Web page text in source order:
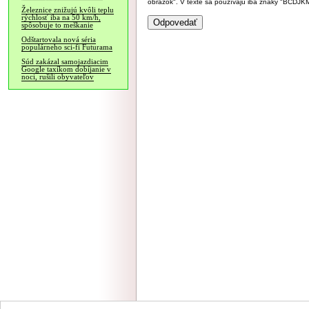
Železnice znižujú kvôli teplu
rýchlosť iba na 50 km/h,
spôsobuje to meškanie
Odštartovala nová séria
populárneho sci-fi Futurama
Súd zakázal samojazdiacim
Google taxíkom dobíjanie v
noci, rušili obyvateľov
obrázok". V texte sa používajú iba znaky